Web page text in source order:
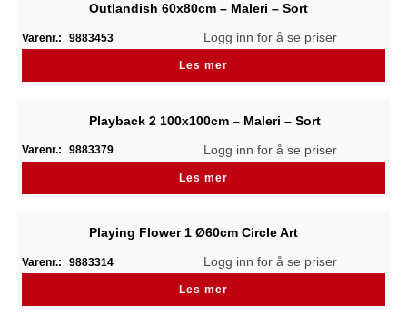
Outlandish 60x80cm – Maleri – Sort
Varenr.: 9883453 Logg inn for å se priser
Les mer
Playback 2 100x100cm – Maleri – Sort
Varenr.: 9883379 Logg inn for å se priser
Les mer
Playing Flower 1 Ø60cm Circle Art
Varenr.: 9883314 Logg inn for å se priser
Les mer